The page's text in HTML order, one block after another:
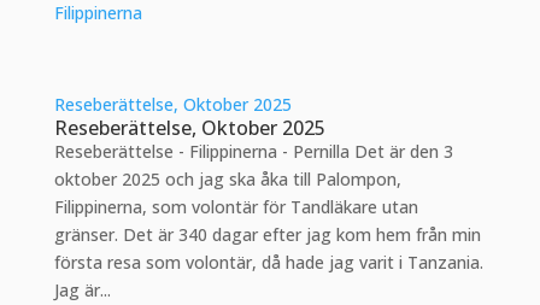
Filippinerna
Reseberättelse, Oktober 2025
Reseberättelse, Oktober 2025
Reseberättelse - Filippinerna - Pernilla Det är den 3
oktober 2025 och jag ska åka till Palompon,
Filippinerna, som volontär för Tandläkare utan
gränser. Det är 340 dagar efter jag kom hem från min
första resa som volontär, då hade jag varit i Tanzania.
Jag är...